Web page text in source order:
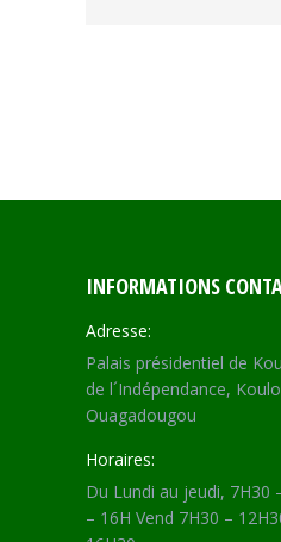
INFORMATIONS
Adresse:
Palais présidentiel de
de l´Indépendance,
Ouagadougou
Horaires:
Du Lundi au jeudi, 7H30
– 16H Vend 7H30 –